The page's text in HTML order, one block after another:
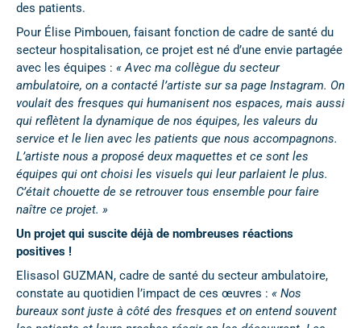
des patients.
Pour Élise Pimbouen, faisant fonction de cadre de santé du
secteur hospitalisation, ce projet est né d’une envie partagée
avec les équipes : « Avec ma collègue du secteur
ambulatoire, on a contacté l’artiste sur sa page Instagram. On
voulait des fresques qui humanisent nos espaces, mais aussi
qui reflètent la dynamique de nos équipes, les valeurs du
service et le lien avec les patients que nous accompagnons.
L’artiste nous a proposé deux maquettes et ce sont les
équipes qui ont choisi les visuels qui leur parlaient le plus.
C’était chouette de se retrouver tous ensemble pour faire
naître ce projet. »
Un projet qui suscite déjà de nombreuses réactions
positives !
Elisasol GUZMAN, cadre de santé du secteur ambulatoire,
constate au quotidien l’impact de ces œuvres : « Nos
bureaux sont juste à côté des fresques et on entend souvent